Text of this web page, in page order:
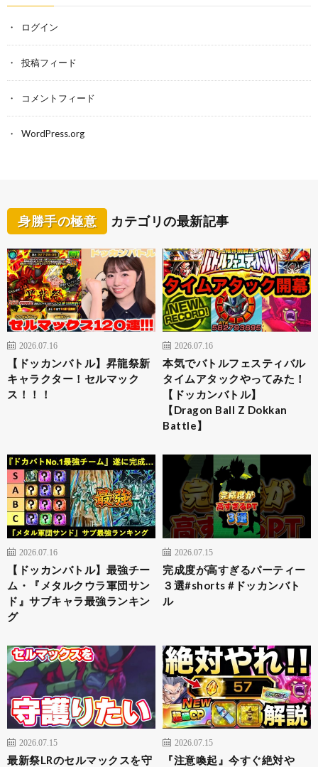
ログイン
投稿フィード
コメントフィード
WordPress.org
身勝手の極意 カテゴリの最新記事
2026.07.16
【ドッカンバトル】昇龍祭新
キャラクター！セルマック
ス！！！
2026.07.16
本気でバトルフェスティバル
タイムアタックやってみた！
【ドッカンバトル】
【Dragon Ball Z Dokkan
Battle】
2026.07.16
【ドッカンバトル】最強チー
ム・『メタルクウラ軍団サン
ド』サブキャラ最強ランキン
グ
2026.07.15
完成度が高すぎるパーティー
３選#shorts #ドッカンバト
ル
2026.07.15
最新祭LRのセルマックスを守
2026.07.15
『注意喚起』今すぐ絶対や